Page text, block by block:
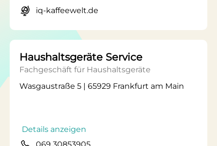
iq-kaffeewelt.de
Haushaltsgeräte Service
Fachgeschäft für Haushaltsgeräte
Wasgaustraße 5 | 65929 Frankfurt am Main
Details anzeigen